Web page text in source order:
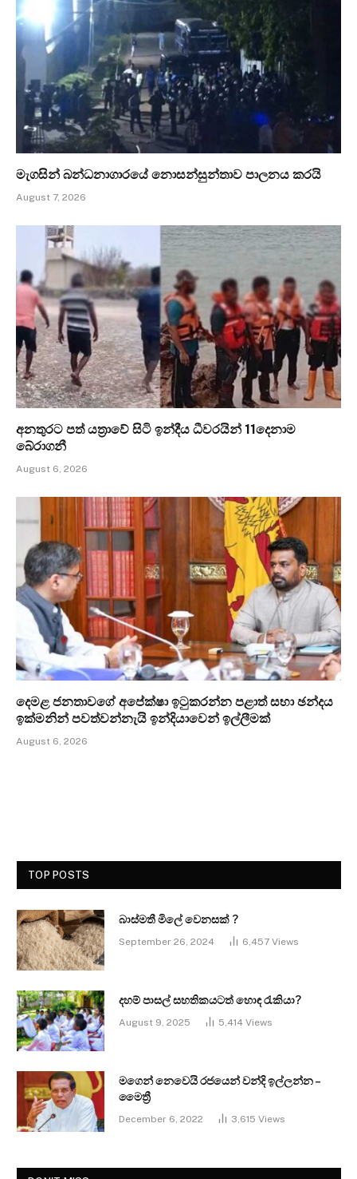
මැගසින් බන්ධනාගාරයේ නොසන්සුන්තාව පාලනය කරයි
August 7, 2026
අනතුරට පත් යත්‍රාවේ සිටි ඉන්දීය ධීවරයින් 11දෙනාම
බේරාගනී
August 6, 2026
දෙමළ ජනතාවගේ අපේක්ෂා ඉටුකරන්න පළාත් සභා ඡන්දය
ඉක්මනින් පවත්වන්නැයි ඉන්දියාවෙන් ඉල්ලීමක්
August 6, 2026
TOP POSTS
බාස්මතී මිලේ වෙනසක් ?
September 26, 2024 6,457 Views
දහම් පාසල් සහතිකයටත් හොඳ රැකියා?
August 9, 2025 5,414 Views
මගෙන් නෙවෙයි රජයෙන් වන්දි ඉල්ලන්න –
මෛත්‍රී
December 6, 2022 3,615 Views